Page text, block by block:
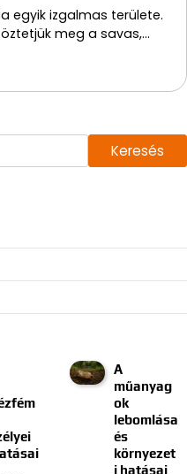
egyik izgalmas területe.
meg a savas,…
Keresés
A
műanyag
ok
lebomlása
és
környezet
i hatásai